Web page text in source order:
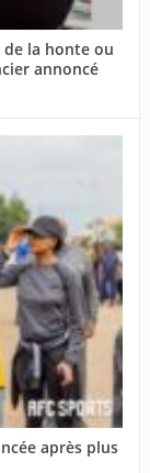
de la honte ou
annoncé
après plus